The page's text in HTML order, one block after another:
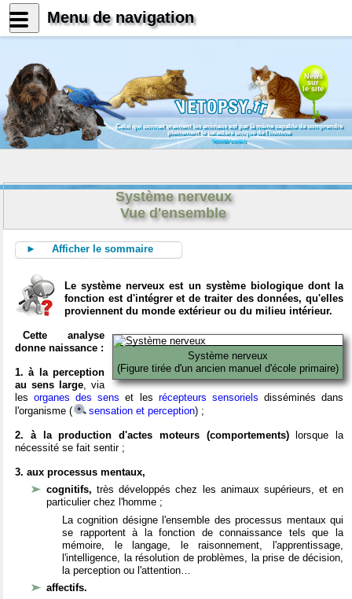
News
sur
le site
Celui qui connait vraiment les animaux est par là même capable de comprendre
pleinement le caractère unique de l'homme
Konrad Lorenz
Système nerveux
Vue d'ensemble
► Afficher le sommaire
Le système nerveux est un système biologique dont la
fonction est d'intégrer et de traiter des données, qu'elles
proviennent du monde extérieur ou du milieu intérieur.
Système nerveux
(Figure tirée d'un ancien manuel d'école primaire)
Cette analyse
donne naissance :
1. à la perception
au sens large, via
lesorganes des sens et les récepteurs sensoriels disséminés dans
l'organisme (
sensation et perception) ;
2. à la production d'actes moteurs (comportements)lorsque la
nécessité se fait sentir ;
3. aux processus mentaux,
cognitifs,très développés chez les animaux supérieurs, et en
particulier chez l'homme ;
La cognition désigne l'ensemble des processus mentaux qui
se rapportent à la fonction de connaissance tels que la
mémoire, le langage, le raisonnement, l'apprentissage,
l'intelligence, la résolution de problèmes, la prise de décision,
la perception ou l'attention…
affectifs.
Menu de navigation